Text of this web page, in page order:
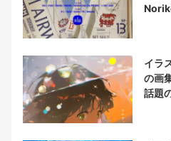
イラ
の画
話題